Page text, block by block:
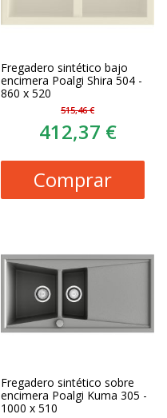
Fregadero sintético bajo
encimera Poalgi Shira 504 -
860 x 520
515,46 €
412,37 €
Comprar
Fregadero sintético sobre
encimera Poalgi Kuma 305 -
1000 x 510